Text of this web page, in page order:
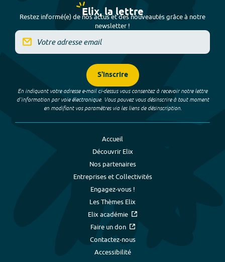
Elix, la lettre
Restez informé(e) de nos actus et des nouveautés grâce à notre
newsletter !
S'inscrire
En indiquant votre adresse e-mail ci-dessus vous consentez à recevoir notre lettre
d’information par voie électronique. Vous pouvez vous désinscrire à tout moment
en modifiant vos paramètres via les liens de désinscription.
Accueil
Découvrir Elix
Nos partenaires
Entreprises et Collectivités
Engagez-vous !
Les Thèmes Elix
Elix académie
Faire un don
Contactez-nous
Accessibilité